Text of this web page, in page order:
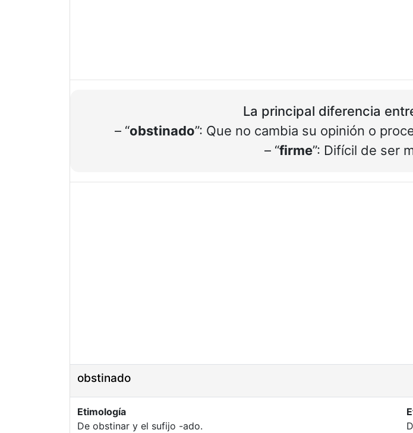
La principal diferencia
– “obstinado”: Que no cambia su opinión o
– “firme”: Difícil de ser
obstinado
Etimología
De obstinar y el sufijo -ado.